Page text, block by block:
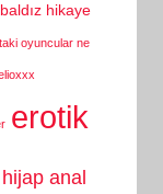
baldız hikaye
oyuncular ne
erotik
hijap anal